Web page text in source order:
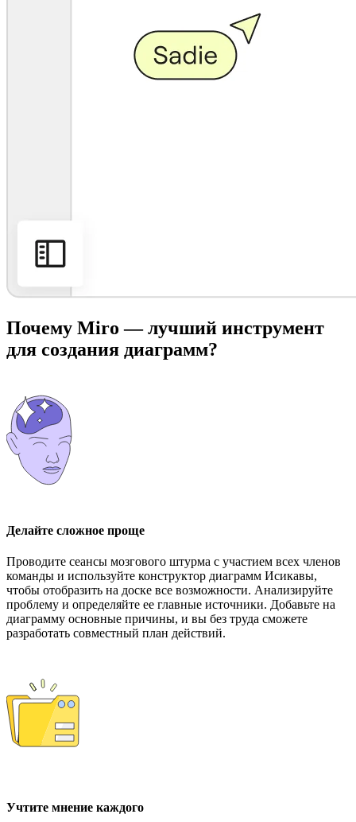
Почему Miro — лучший инструмент
для создания диаграмм?
Делайте сложное проще
Проводите сеансы мозгового штурма с участием всех членов
команды и используйте конструктор диаграмм Исикавы,
чтобы отобразить на доске все возможности. Анализируйте
проблему и определяйте ее главные источники. Добавьте на
диаграмму основные причины, и вы без труда сможете
разработать совместный план действий.
Учтите мнение каждого